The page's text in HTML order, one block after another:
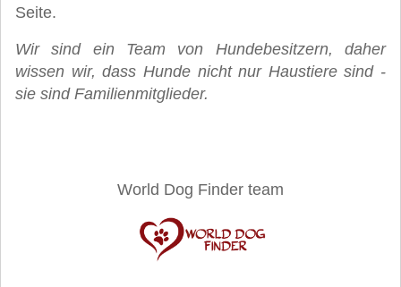
Seite.
Wir sind ein Team von Hundebesitzern, daher
wissen wir, dass Hunde nicht nur Haustiere sind -
sie sind Familienmitglieder.
World Dog Finder team